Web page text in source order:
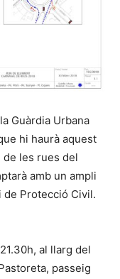
Guàrdia Urbana
hi haurà aquest
de les rues del
amb un ampli
de Protecció Civil.
al llarg del
passeig